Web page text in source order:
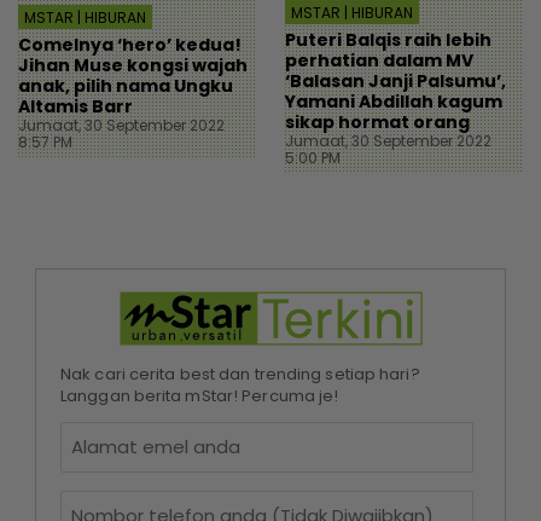
MSTAR | HIBURAN
Comelnya ‘hero’ kedua!
Jihan Muse kongsi wajah
anak, pilih nama Ungku
Altamis Barr
Jumaat, 30 September 2022
8:57 PM
MSTAR | HIBURAN
Puteri Balqis raih lebih
perhatian dalam MV
‘Balasan Janji Palsumu’,
Yamani Abdillah kagum
sikap hormat orang
Jumaat, 30 September 2022
5:00 PM
Nak cari cerita best dan trending setiap hari?
Langgan berita mStar! Percuma je!